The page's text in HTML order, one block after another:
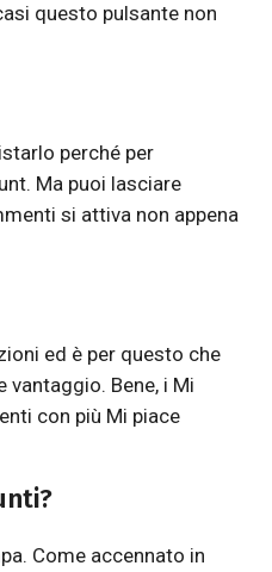
questo pulsante non
perché per
Ma puoi lasciare
si attiva non appena
ed è per questo che
Bene, i Mi
con più Mi piace
Come accennato in